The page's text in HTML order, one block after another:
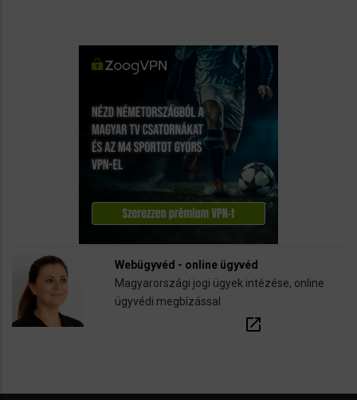
Webügyvéd - online ügyvéd
Magyarországi jogi ügyek intézése, online
ügyvédi megbízással
open_in_new